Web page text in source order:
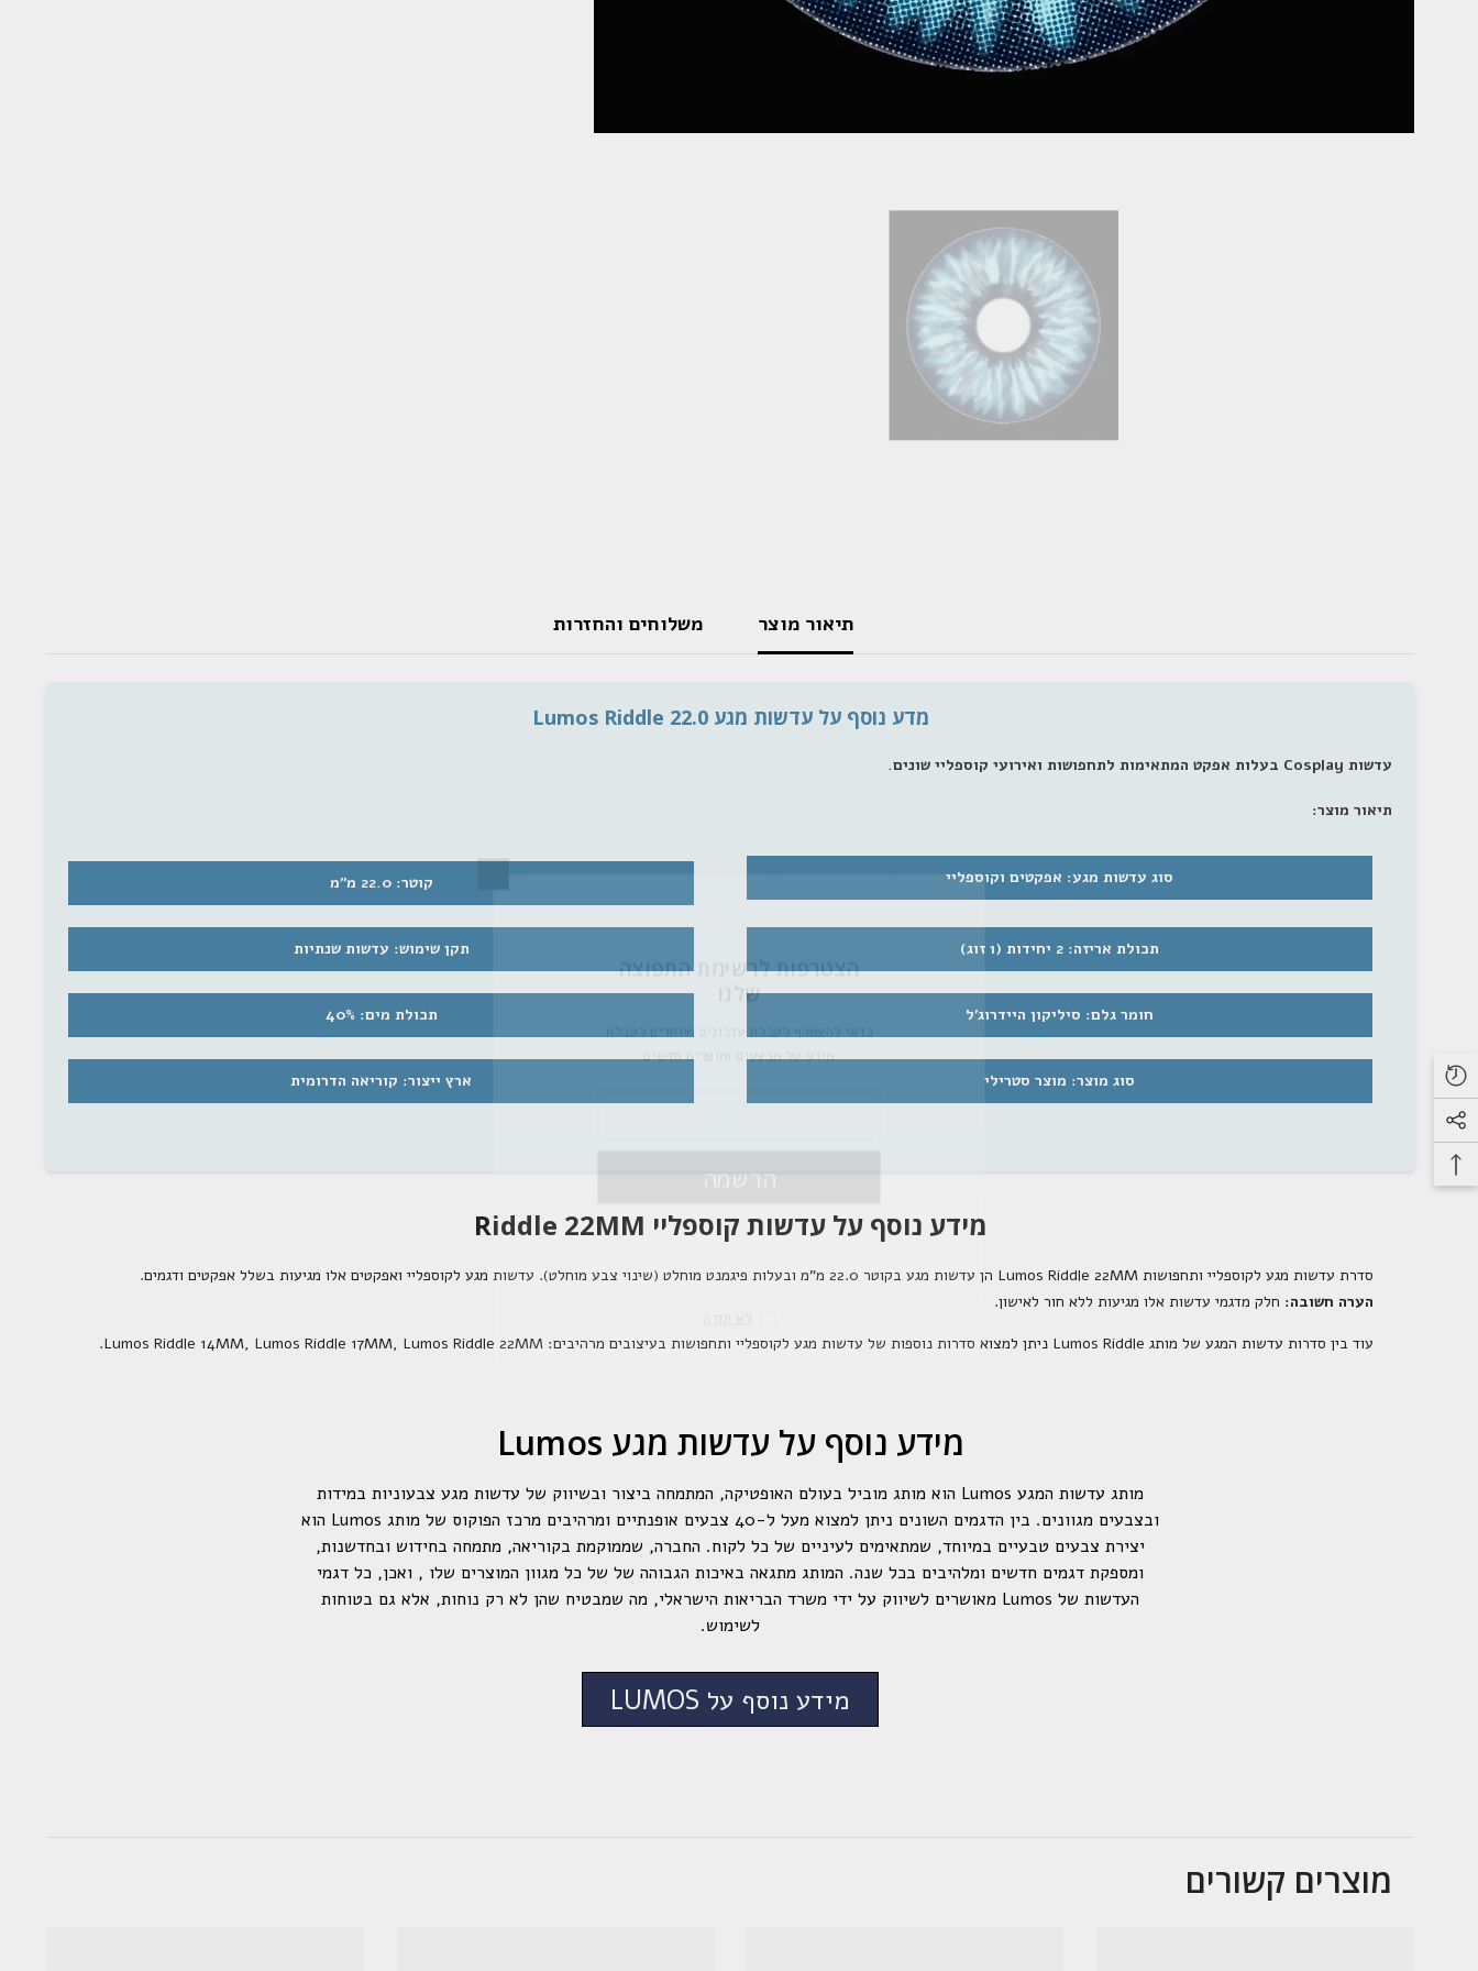
תיאור מוצר משלוחים והחזרות
מדע נוסף על עדשות מגע Lumos Riddle 22.0
עדשות Cosplay בעלות אפקט המתאימות לתחפושות ואירועי קוספליי שונים.
תיאור מוצר:
סוג עדשות מגע: אפקטים וקוספליי קוטר: 22.0 מ"מ
תכולת אריזה: 2 יחידות (1 זוג) תקן שימוש: עדשות שנתיות
חומר גלם: סיליקון היידרוג'ל תכולת מים: 40%
סוג מוצר: מוצר סטרילי ארץ ייצור: קוריאה הדרומית
מידע נוסף על עדשות קוספליי Riddle 22MM
סדרת עדשות מגע לקוספליי ותחפושות Lumos Riddle 22MM הן עדשות מגע בקוטר 22.0 מ"מ ובעלות פיגמנט מוחלט (שינוי צבע מוחלט). עדשות מגע לקוספליי ואפקטים אלו מגיעות בשלל אפקטים ודגמים.
הערה חשובה: חלק מדגמי עדשות אלו מגיעות ללא חור לאישון.
עוד בין סדרות עדשות המגע של מותג Lumos Riddle ניתן למצוא סדרות נוספות של עדשות מגע לקוספליי ותחפושות בעיצובים מרהיבים: Lumos Riddle 14MM, Lumos Riddle 17MM, Lumos Riddle 22MM
.
מידע נוסף על עדשות מגע Lumos
מותג עדשות המגע Lumos הוא מותג מוביל בעולם האופטיקה, המתמחה ביצור ובשיווק של עדשות מגע צבעוניות במידות
ובצבעים מגוונים. בין הדגמים השונים ניתן למצוא מעל ל-40 צבעים אופנתיים ומרהיבים מרכז הפוקוס של מותג Lumos הוא
יצירת צבעים טבעיים במיוחד, שמתאימים לעיניים של כל לקוח. החברה, שממוקמת בקוריאה, מתמחה בחידוש ובחדשנות,
ומספקת דגמים חדשים ומלהיבים בכל שנה. המותג מתגאה באיכות הגבוהה של של כל מגוון המוצרים שלו , ואכן, כל דגמי
העדשות של Lumos מאושרים לשיווק על ידי משרד הבריאות הישראלי, מה שמבטיח שהן לא רק נוחות, אלא גם בטוחות
לשימוש.
מידע נוסף על LUMOS
מוצרים קשורים
הצטרפות לרשימת התפוצה
שלנו
כדאי להצטרף לקבלת עדכונים מיוחדים לקבלת